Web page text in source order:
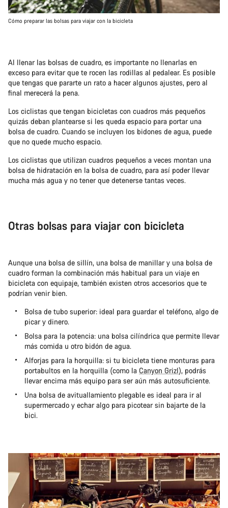
Cómo preparar las bolsas para viajar con la bicicleta
Al llenar las bolsas de cuadro, es importante no llenarlas en
exceso para evitar que te rocen las rodillas al pedalear. Es posible
que tengas que pararte un rato a hacer algunos ajustes, pero al
final merecerá la pena.
Los ciclistas que tengan bicicletas con cuadros más pequeños
quizás deban plantearse si les queda espacio para portar una
bolsa de cuadro. Cuando se incluyen los bidones de agua, puede
que no quede mucho espacio.
Los ciclistas que utilizan cuadros pequeños a veces montan una
bolsa de hidratación en la bolsa de cuadro, para así poder llevar
mucha más agua y no tener que detenerse tantas veces.
Otras bolsas para viajar con bicicleta
Aunque una bolsa de sillín, una bolsa de manillar y una bolsa de
cuadro forman la combinación más habitual para un viaje en
bicicleta con equipaje, también existen otros accesorios que te
podrían venir bien.
Bolsa de tubo superior: ideal para guardar el teléfono, algo de
picar y dinero.
Bolsa para la potencia: una bolsa cilíndrica que permite llevar
más comida u otro bidón de agua.
Alforjas para la horquilla: si tu bicicleta tiene monturas para
portabultos en la horquilla (como la Canyon Grizl), podrás
llevar encima más equipo para ser aún más autosuficiente.
Una bolsa de avituallamiento plegable es ideal para ir al
supermercado y echar algo para picotear sin bajarte de la
bici.